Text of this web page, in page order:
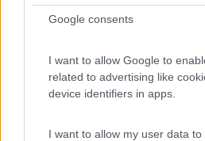
Google consents
I want to allow Google to
related to advertising like
device identifiers in apps.
I want to allow my user data